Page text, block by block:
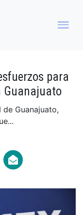
para
Guanajuato
Guanajuato,